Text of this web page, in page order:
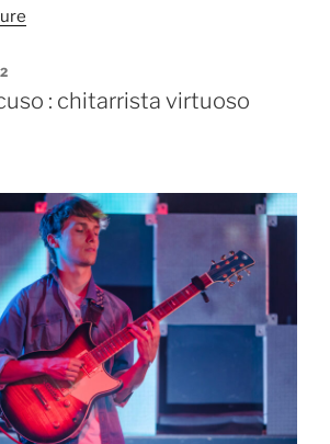
Strega
: chitarrista virtuoso